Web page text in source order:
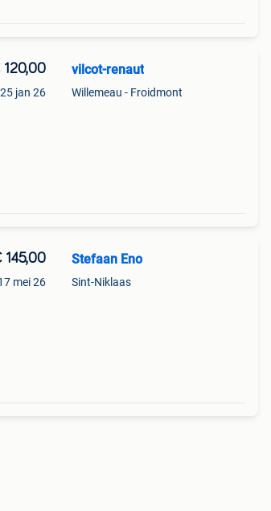
120,00
25 jan 26
vilcot-renaut
Willemeau - Froidmont
145,00
mei 26
Stefaan Eno
Sint-Niklaas